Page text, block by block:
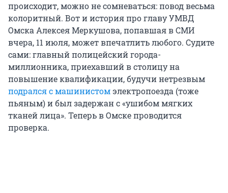
происходит, можно не сомневаться: повод весьма
колоритный. Вот и история про главу УМВД
Омска Алексея Меркушова, попавшая в СМИ
вчера, 11 июля, может впечатлить любого. Судите
сами: главный полицейский города-
миллионника, приехавший в столицу на
повышение квалификации, будучи нетрезвым
подрался с машинистомэлектропоезда (тоже
пьяным) и был задержан с «ушибом мягких
тканей лица». Теперь в Омске проводится
проверка.